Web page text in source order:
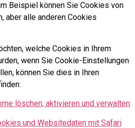
Beispiel können Sie Cookies von
aber alle anderen Cookies
welche Cookies in Ihrem
wenn Sie Cookie-Einstellungen
können Sie dies in Ihren
löschen, aktivieren und verwalten
und Websitedaten mit Safari